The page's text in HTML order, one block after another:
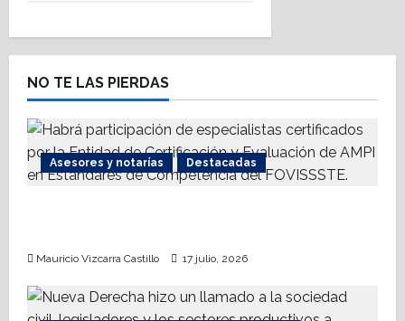
v
i
a
t
o
n
NO TE LAS PIERDAS
Asesores y notarías Destacadas
Mauricio Vizcarra Castillo 17 julio, 2026